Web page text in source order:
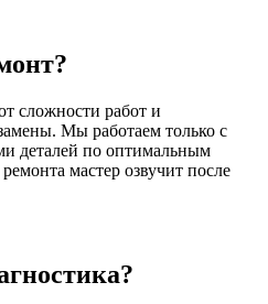
сложности работ и
Мы работаем только с
деталей по оптимальным
мастер озвучит после